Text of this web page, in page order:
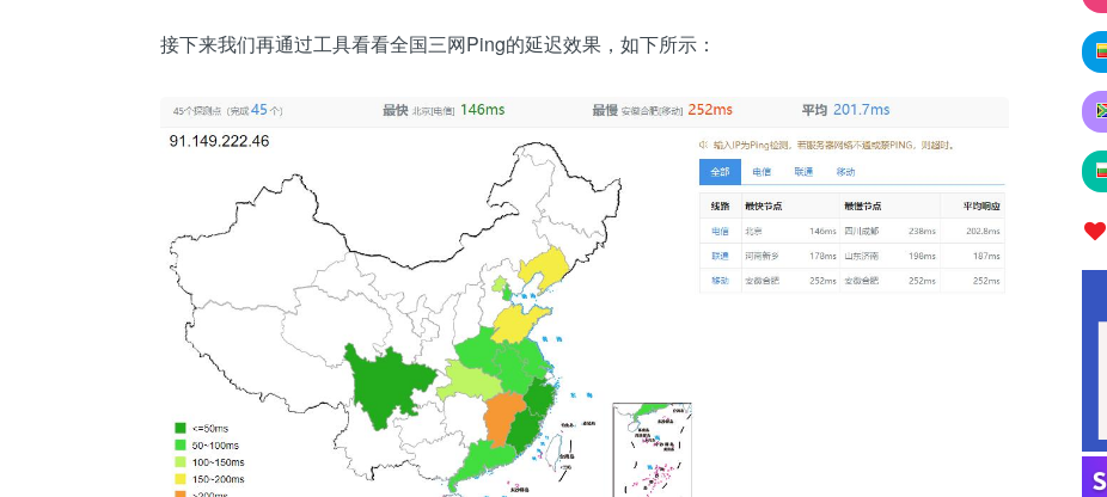
接下来我们再通过工具看看全国三网Ping的延迟效果，如下所示：